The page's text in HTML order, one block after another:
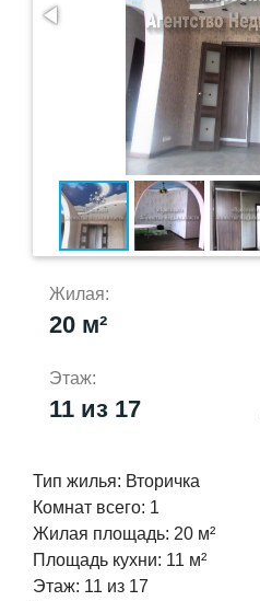
Жилая:
20 м²
Этаж:
11 из 17
Тип жилья: Вторичка
Комнат всего: 1
Жилая площадь: 20 м²
Площадь кухни: 11 м²
Этаж: 11 из 17